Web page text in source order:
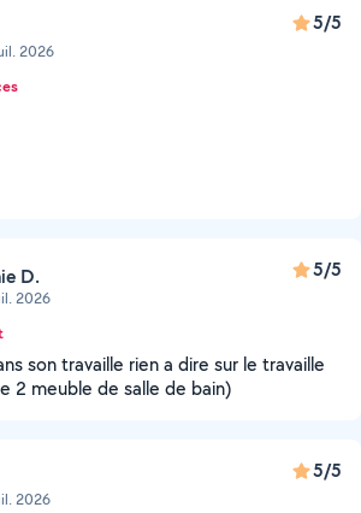
2026
5/5
D.
2026
5/5
son travaille rien a dire sur le travaille
2 meuble de salle de bain)
2026
5/5